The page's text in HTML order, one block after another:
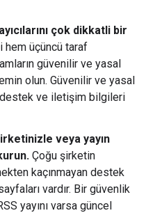
çok dikkatli bir
hem üçüncü taraf
güvenilir ve yasal
olun. Güvenilir ve yasal
ve iletişim bilgileri
veya yayın
Çoğu şirketin
kaçınmayan destek
vardır. Bir güvenlik
yayını varsa güncel